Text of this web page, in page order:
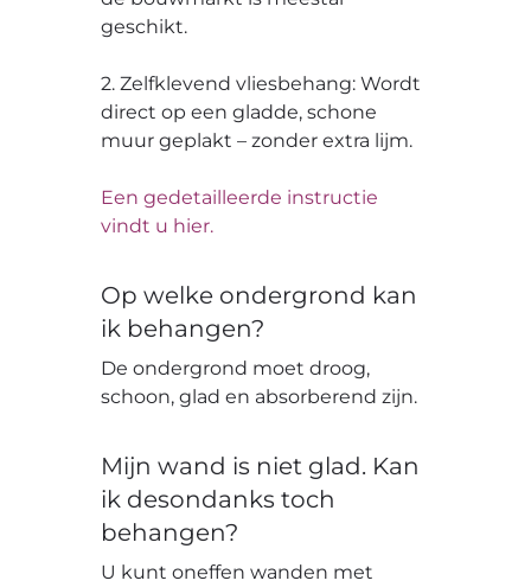
geschikt.
2. Zelfklevend vliesbehang: Wordt
direct op een gladde, schone
muur geplakt – zonder extra lijm.
Een gedetailleerde instructie
vindt u hier.
Op welke ondergrond kan
ik behangen?
De ondergrond moet droog,
schoon, glad en absorberend zijn.
Mijn wand is niet glad. Kan
ik desondanks toch
behangen?
U kunt oneffen wanden met